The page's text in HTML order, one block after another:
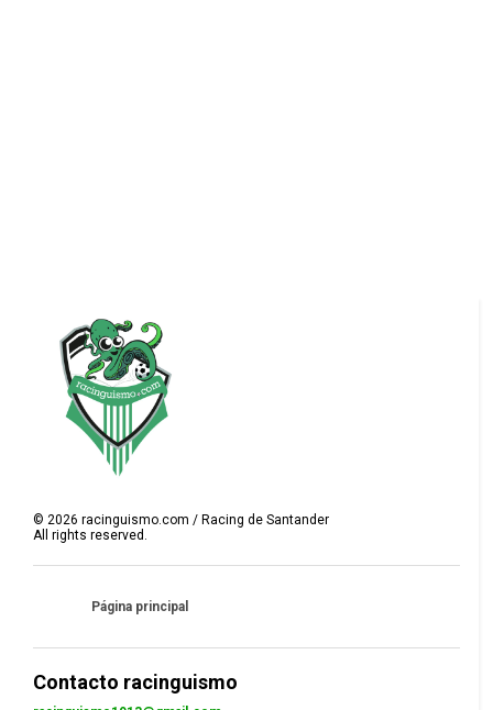
© 2026 racinguismo.com / Racing de Santander
All rights reserved.
Página principal
Contacto racinguismo